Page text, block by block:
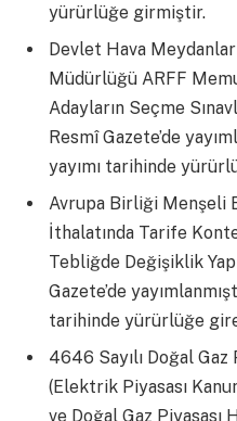
yürürlüğe girmiştir.
Devlet Hava
Müdürlüğü ARFF
Adayların Seçme
Resmî Gazete’de
yayımı tarihinde
Avrupa Birliği Menşeli
İthalatında Tarife
Tebliğde Değişiklik
Gazete’de
tarihinde yürürlüğe
4646 Sayılı Doğal Gaz
(Elektrik Piyasası
ve Doğal Gaz Piyasası